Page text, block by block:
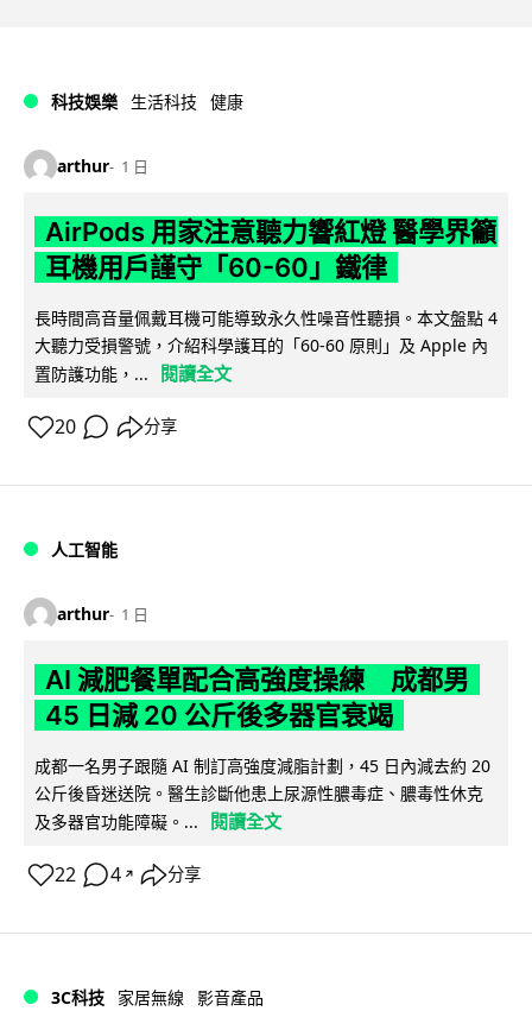
科技娛樂 生活科技 健康
arthur 1 日
AirPods 用家注意聽力響紅燈 醫學界籲
耳機用戶謹守「60-60」鐵律
長時間高音量佩戴耳機可能導致永久性噪音性聽損。本文盤點 4
大聽力受損警號，介紹科學護耳的「60-60 原則」及 Apple 內
置防護功能，...
閱讀全文
20 分享
人工智能
arthur 1 日
AI 減肥餐單配合高強度操練 成都男
45 日減 20 公斤後多器官衰竭
成都一名男子跟隨 AI 制訂高強度減脂計劃，45 日內減去約 20
公斤後昏迷送院。醫生診斷他患上尿源性膿毒症、膿毒性休克
及多器官功能障礙。...
閱讀全文
22 4 ↗ 分享
3C科技 家居無線 影音產品